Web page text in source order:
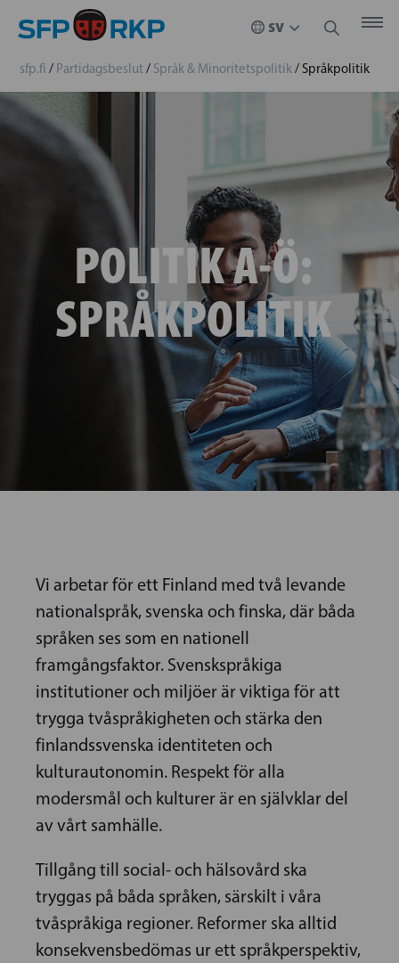
sfp.fi / Partidagsbeslut/ Språk & Minoritetspolitik/ Språkpolitik
POLITIK A-Ö:
SPRÅKPOLITIK
Vi arbetar för ett Finland med två levande
nationalspråk, svenska och finska, där båda
språken ses som en nationell
framgångsfaktor. Svenskspråkiga
institutioner och miljöer är viktiga för att
trygga tvåspråkigheten och stärka den
finlandssvenska identiteten och
kulturautonomin. Respekt för alla
modersmål och kulturer är en självklar del
av vårt samhälle.
Tillgång till social- och hälsovård ska
tryggas på båda språken, särskilt i våra
tvåspråkiga regioner. Reformer ska alltid
konsekvensbedömas ur ett språkperspektiv,